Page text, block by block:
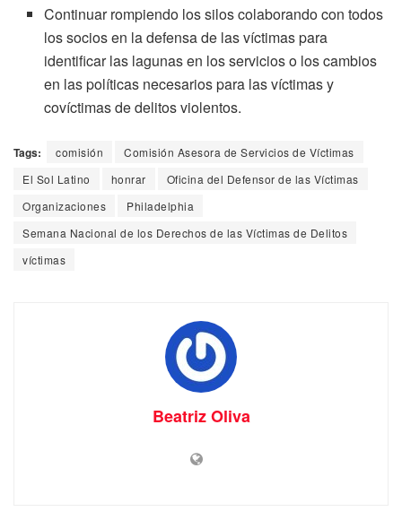
Continuar rompiendo los silos colaborando con todos
los socios en la defensa de las víctimas para
identificar las lagunas en los servicios o los cambios
en las políticas necesarios para las víctimas y
covíctimas de delitos violentos.
Tags: comisión
Comisión Asesora de Servicios de Víctimas
El Sol Latino
honrar
Oficina del Defensor de las Víctimas
Organizaciones
Philadelphia
Semana Nacional de los Derechos de las Víctimas de Delitos
víctimas
Beatriz Oliva